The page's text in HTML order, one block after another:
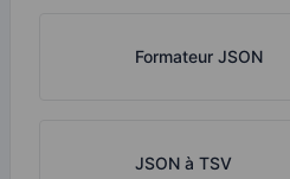
Formateur JSON
JSON à TSV